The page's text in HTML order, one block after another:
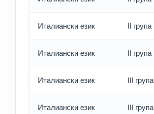
Италиански език II група
Италиански език II група
Италиански език III група
Италиански език III група